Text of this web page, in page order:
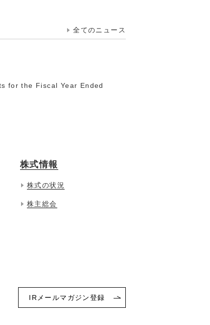
for the Fiscal Year Ended
全てのニュース
株式情報
株式の状況
株主総会
IRメールマガジン登録